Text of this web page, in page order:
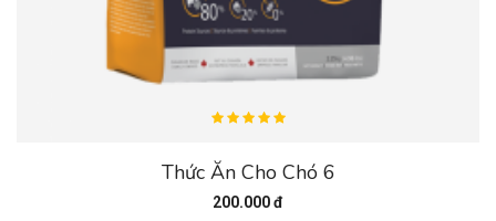
Thức Ăn Cho Chó 6
200.000 đ